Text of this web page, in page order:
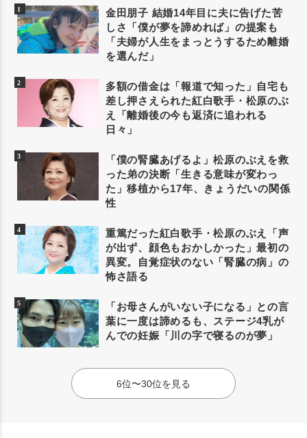
金田朋子 結婚14年目に夫に告げた苦
しさ「僕が夢を諦めれば」の提案も
「夫婦が人生をまっとうするため離婚
を選んだ」
多額の借金は「報道で知った」自宅も
差し押さえられた紅白歌手・松原のぶ
え「離婚後の今も返済に追われる
日々」
「僕の腎臓あげるよ」松原のぶえを救
った弟の決断「生きる意味が変わっ
た」移植から17年、きょうだいの関係
性
重篤だった紅白歌手・松原のぶえ「声
が出ず、顔色もおかしかった」最初の
異変。自覚症状のない「腎臓の病」の
怖さ語る
「お母さんがいない子になる」との言
葉に一度は諦めるも、ステージ4乳が
んでの妊娠「川の字で寝るのが夢」
6位〜30位を見る